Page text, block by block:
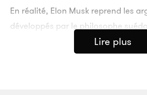
En réalité, Elon Musk reprend les
développés par le philosophe
dans un essai publié en 2003,
vous vivez dans une simulation
Lire plus